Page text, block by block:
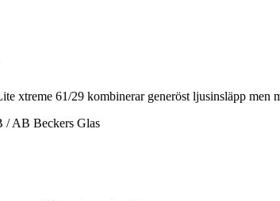
xtreme 61/29 kombinerar generöst ljusinsläpp
/ AB Beckers Glas